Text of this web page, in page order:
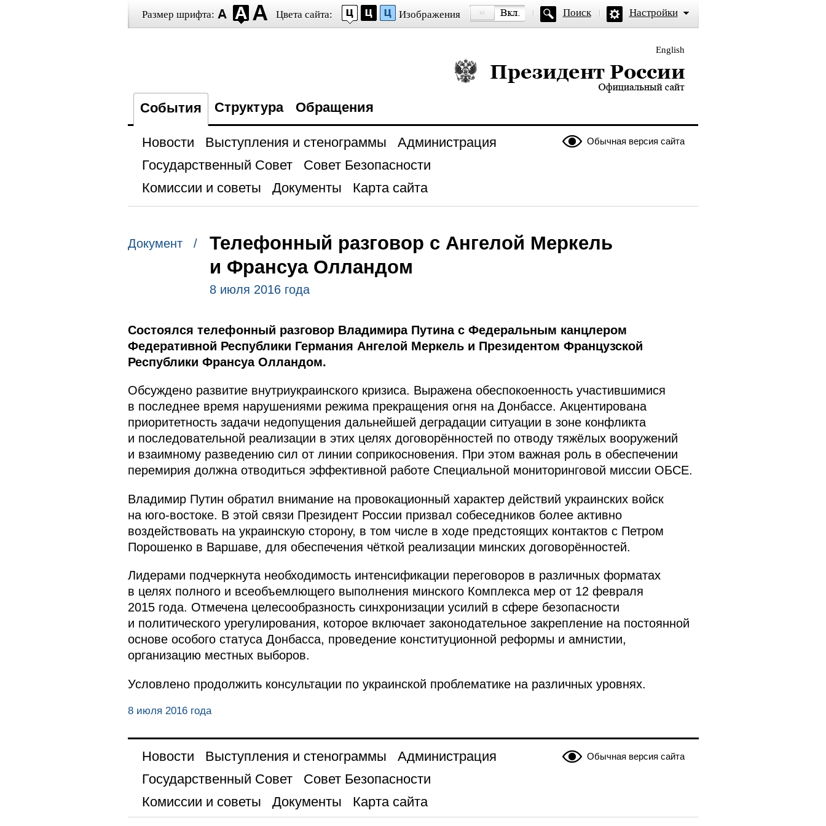
Размер шрифта: Цвета сайта: Изображения Поиск Настройки
English
Президент России — официальный сайт
События Структура Обращения
Обычная версия сайта
Новости Выступления и стенограммы
Администрация
Государственный Совет
Совет Безопасности
Комиссии и советы
Документы Карта сайта
Документ /
Телефонный разговор с Ангелой Меркель
и Франсуа Олландом
8 июля 2016 года
Состоялся телефонный разговор Владимира Путина с Федеральным канцлером
Федеративной Республики Германия Ангелой Меркель и Президентом Французской
Республики Франсуа Олландом.
Обсуждено развитие внутриукраинского кризиса. Выражена обеспокоенность участившимися
в последнее время нарушениями режима прекращения огня на Донбассе. Акцентирована
приоритетность задачи недопущения дальнейшей деградации ситуации в зоне конфликта
и последовательной реализации в этих целях договорённостей по отводу тяжёлых вооружений
и взаимному разведению сил от линии соприкосновения. При этом важная роль в обеспечении
перемирия должна отводиться эффективной работе Специальной мониторинговой миссии ОБСЕ.
Владимир Путин обратил внимание на провокационный характер действий украинских войск
на юго-востоке. В этой связи Президент России призвал собеседников более активно
воздействовать на украинскую сторону, в том числе в ходе предстоящих контактов с Петром
Порошенко в Варшаве, для обеспечения чёткой реализации минских договорённостей.
Лидерами подчеркнута необходимость интенсификации переговоров в различных форматах
в целях полного и всеобъемлющего выполнения минского Комплекса мер от 12 февраля
2015 года. Отмечена целесообразность синхронизации усилий в сфере безопасности
и политического урегулирования, которое включает законодательное закрепление на постоянной
основе особого статуса Донбасса, проведение конституционной реформы и амнистии,
организацию местных выборов.
Условлено продолжить консультации по украинской проблематике на различных уровнях.
8 июля 2016 года
Обычная версия сайта
Новости Выступления и стенограммы
Администрация
Государственный Совет
Совет Безопасности
Комиссии и советы
Документы Карта сайта